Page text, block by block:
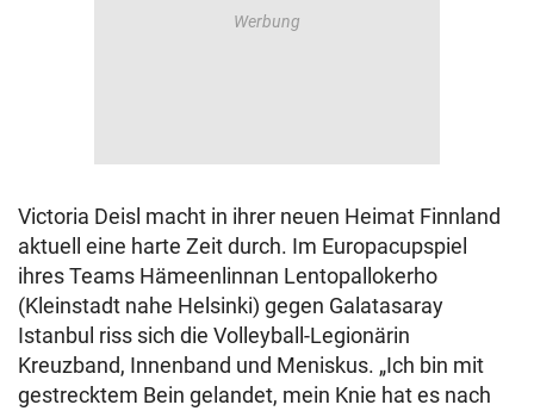
Victoria Deisl macht in ihrer neuen Heimat Finnland
aktuell eine harte Zeit durch. Im Europacupspiel
ihres Teams Hämeenlinnan Lentopallokerho
(Kleinstadt nahe Helsinki) gegen Galatasaray
Istanbul riss sich die Volleyball-Legionärin
Kreuzband, Innenband und Meniskus. „Ich bin mit
gestrecktem Bein gelandet, mein Knie hat es nach